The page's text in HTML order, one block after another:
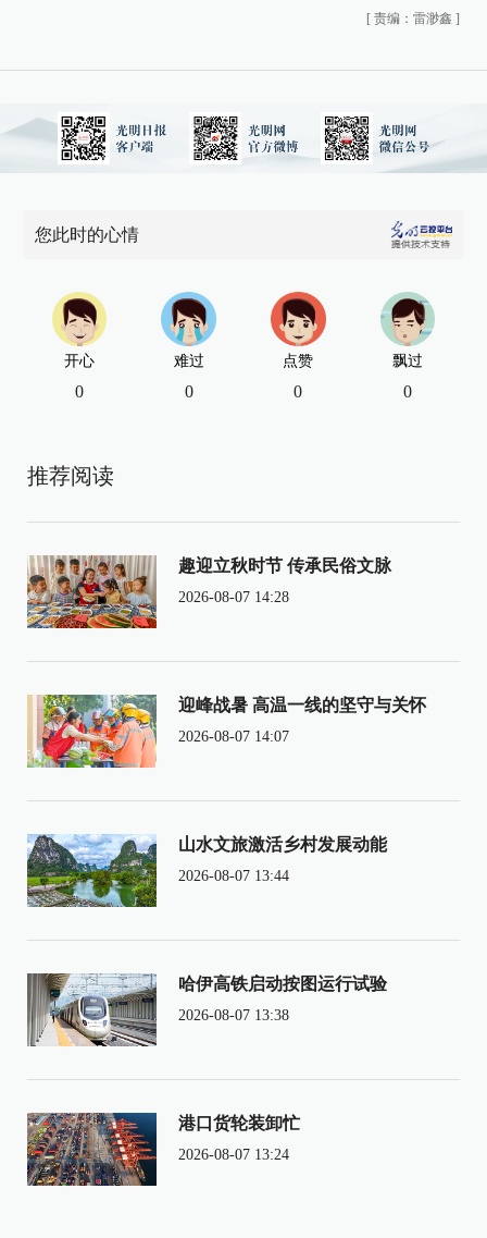
[ 责编：雷渺鑫 ]
您此时的心情
开心
0
难过
0
点赞
0
飘过
0
推荐阅读
趣迎立秋时节 传承民俗文脉
2026-08-07 14:28
迎峰战暑 高温一线的坚守与关怀
2026-08-07 14:07
山水文旅激活乡村发展动能
2026-08-07 13:44
哈伊高铁启动按图运行试验
2026-08-07 13:38
港口货轮装卸忙
2026-08-07 13:24